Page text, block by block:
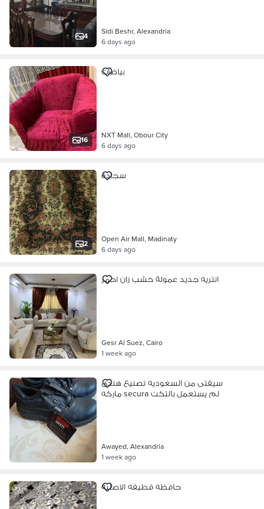
4
Sidi Beshr, Alexandria
6 days ago
16
بياضات
NXT Mall, Obour City
6 days ago
2
سجادة
Open Air Mall, Madinaty
6 days ago
انتريه جديد عمولة خشب زان احمر
Gesr Al Suez, Cairo
1 week ago
سيفتى من السعوديه تصنيع هندى
ماركه secura لم يستعمل بالتكت
Awayed, Alexandria
1 week ago
حافظه قطيفه الاصليه